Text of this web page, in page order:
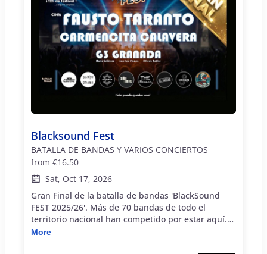
Blacksound Fest
BATALLA DE BANDAS Y VARIOS CONCIERTOS
from €16.50
Sat, Oct 17, 2026
Gran Final de la batalla de bandas 'BlackSound
FEST 2025/26'. Más de 70 bandas de todo el
territorio nacional han competido por estar aquí.
Solo 8 de ellas se enfrentarán en una última
More